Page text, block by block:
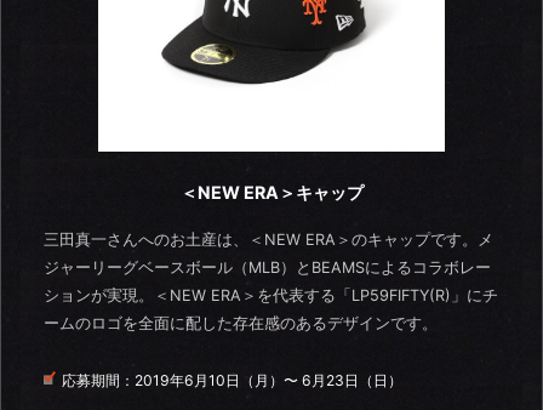
＜NEW ERA＞キャップ
三田真一さんへのお土産は、＜NEW ERA＞のキャップです。メ
ジャーリーグベースボール（MLB）とBEAMSによるコラボレー
ションが実現。＜NEW ERA＞を代表する「LP59FIFTY(R)」にチ
ームのロゴを全面に配した存在感のあるデザインです。
応募期間： 2019年6月10日（月）〜 6月23日（日）